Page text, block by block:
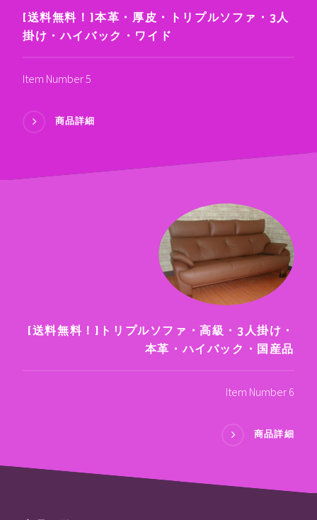
[送料無料！]本革・厚皮・トリプルソファ・3人
掛け・ハイバック・ワイド
Item Number 5
商品詳細
[送料無料！]トリプルソファ・高級・3人掛け・
本革・ハイバック・国産品
Item Number 6
商品詳細